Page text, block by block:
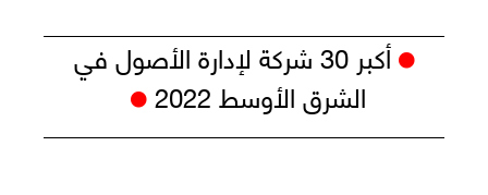
أكبر 30 شركة لإدارة الأصول في
الشرق الأوسط 2022